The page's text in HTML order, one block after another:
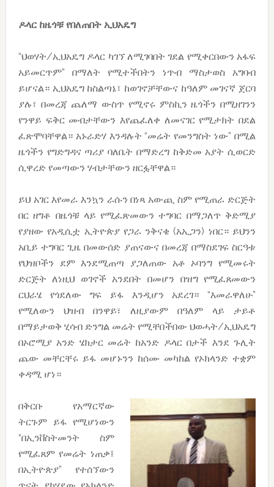
ዶላር ከዜጎቹ የበለጠበት ኢህአዴግ
“ህወሃት/ኢህአዴግ ዶላር ካገኘ ለሚገባበት ገደል የሚቀርበውን አፋፍ
አይመርጥም” በማለት የሚተችበትን ነጥብ ማስታወስ አግባብ
ይሆናል። ኢህአዴግ ከስልጣኔ፣ ከወገኖቻቸውና ከዓለም መገናኛ ጀርባ
ያሉ፣ በመረጃ ጨለማ ውስጥ የሚኖሩ ምስኪን ዜጎችን በሚዘገንን
የንዋይ ፍቅር መብታቸውን እየጨፈለቀ ለመናገር የሚታክት በደል
ፈጽሞባቸዋል። አኑራድሃ እንዳሉት “መሬት የመንግስት ነው” በሚል
ዜጎችን የግድግዳና ጣሪያ ባለቤት በማድረግ ከቅድመ አያት ሲወርድ
ሲዋረድ የመጣውን ሃብታቸውን ዘርፏቸዋል።
ይህ አገር እየመራ እንኳን ራሱን በነጻ አውጪ ስም የሚጠራ ድርጅት
በር ዘግቶ በዜጎቹ ላይ የሚፈጽመውን ተግባር በማጋለጥ ቅድሚያ
የያዘው የአዲሲቷ ኢትዮጵያ የጋራ ንቅናቄ (አኢጋን) ነበር። ይህንን
አቢይ ተግባር ጊዜ በመውሰድ ያጠናውና በመረጃ በማስደገፍ ስርዓቱ
የህዝቦችን ደም እንደሚጠጣ ያጋለጠው አቶ ኦባንግ የሚመሩት
ድርጅት ለነዚህ ወገኖች አንደበት በመሆን በዝግ የሚፈጸመውን
ርህራሄ የጎደለው ግፍ ይፋ እንዲሆን አደረገ። “እመራዋለሁ”
የሚለውን ህዝብ በንዋይ፣ ለዚያውም በዓለም ላይ ታይቶ
በማይታወቅ ሂሳብ ድንግል መሬት የሚቸበችበው ህወሓት/ኢህአዴግ
በኦሮሚያ አንድ ሄክታር መሬት ከአንድ ዶላር በታች እንደ ጉሊት
ጨው መቸርቸሩ ይፋ መሆኑንን ከሰሙ መካከል የኦክላንድ ተቋም
ቀዳሚ ሆነ።
በቅርቡ የአማርኛው
ትርጉም ይፋ የሚሆነውን
“በኢንቨስትመንት ስም
የሚፈጸም የመሬት ነጠቃ፤
በኢትዮጵያ” የተሰኘውን